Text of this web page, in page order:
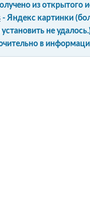
из открытого
- Яндекс картинки
не
в